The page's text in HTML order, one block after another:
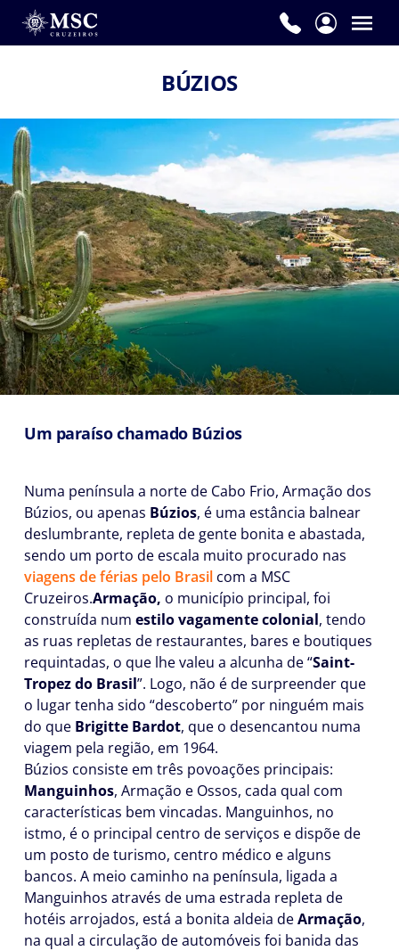
BÚZIOS
Um paraíso chamado Búzios
Numa península a norte de Cabo Frio, Armação dos
Búzios, ou apenas Búzios, é uma estância balnear
deslumbrante, repleta de gente bonita e abastada,
sendo um porto de escala muito procurado nas
viagens de férias pelo Brasil com a MSC
Cruzeiros.Armação, o município principal, foi
construída num estilo vagamente colonial, tendo
as ruas repletas de restaurantes, bares e boutiques
requintadas, o que lhe valeu a alcunha de “Saint-
Tropez do Brasil”. Logo, não é de surpreender que
o lugar tenha sido “descoberto” por ninguém mais
do que Brigitte Bardot, que o desencantou numa
viagem pela região, em 1964.
Búzios consiste em três povoações principais:
Manguinhos, Armação e Ossos, cada qual com
características bem vincadas. Manguinhos, no
istmo, é o principal centro de serviços e dispõe de
um posto de turismo, centro médico e alguns
bancos. A meio caminho na península, ligada a
Manguinhos através de uma estrada repleta de
hotéis arrojados, está a bonita aldeia deArmação,
na qual a circulação de automóveis foi banida das